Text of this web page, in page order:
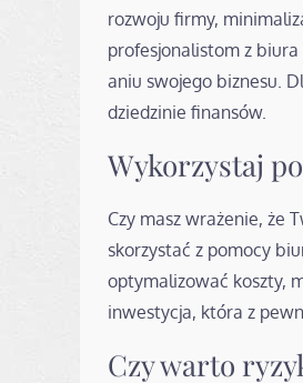
rozwoju firmy,
profesjonalistom z
aniu swojego biznesu.
dziedzinie finansów.
Wykorzystaj
Czy masz wrażenie, że
skorzystać z pomocy
optymalizować koszty,
inwestycja, która z
Czy warto